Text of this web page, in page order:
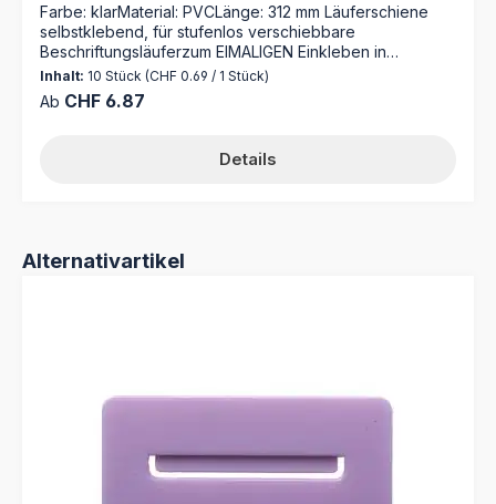
Farbe: klarMaterial: PVCLänge: 312 mm Läuferschiene
selbstklebend, für stufenlos verschiebbare
Beschriftungsläuferzum EIMALIGEN Einkleben in
Ordnungsmappen, um diese mit Beschriftungsläufer
wiederverwendbar zu beschriften
Inhalt: 10 Stück (CHF 0.69 / 1 Stück)
Regulärer Preis:
Ab CHF 6.87
Details
Produktgalerie überspringen
Alternativartikel